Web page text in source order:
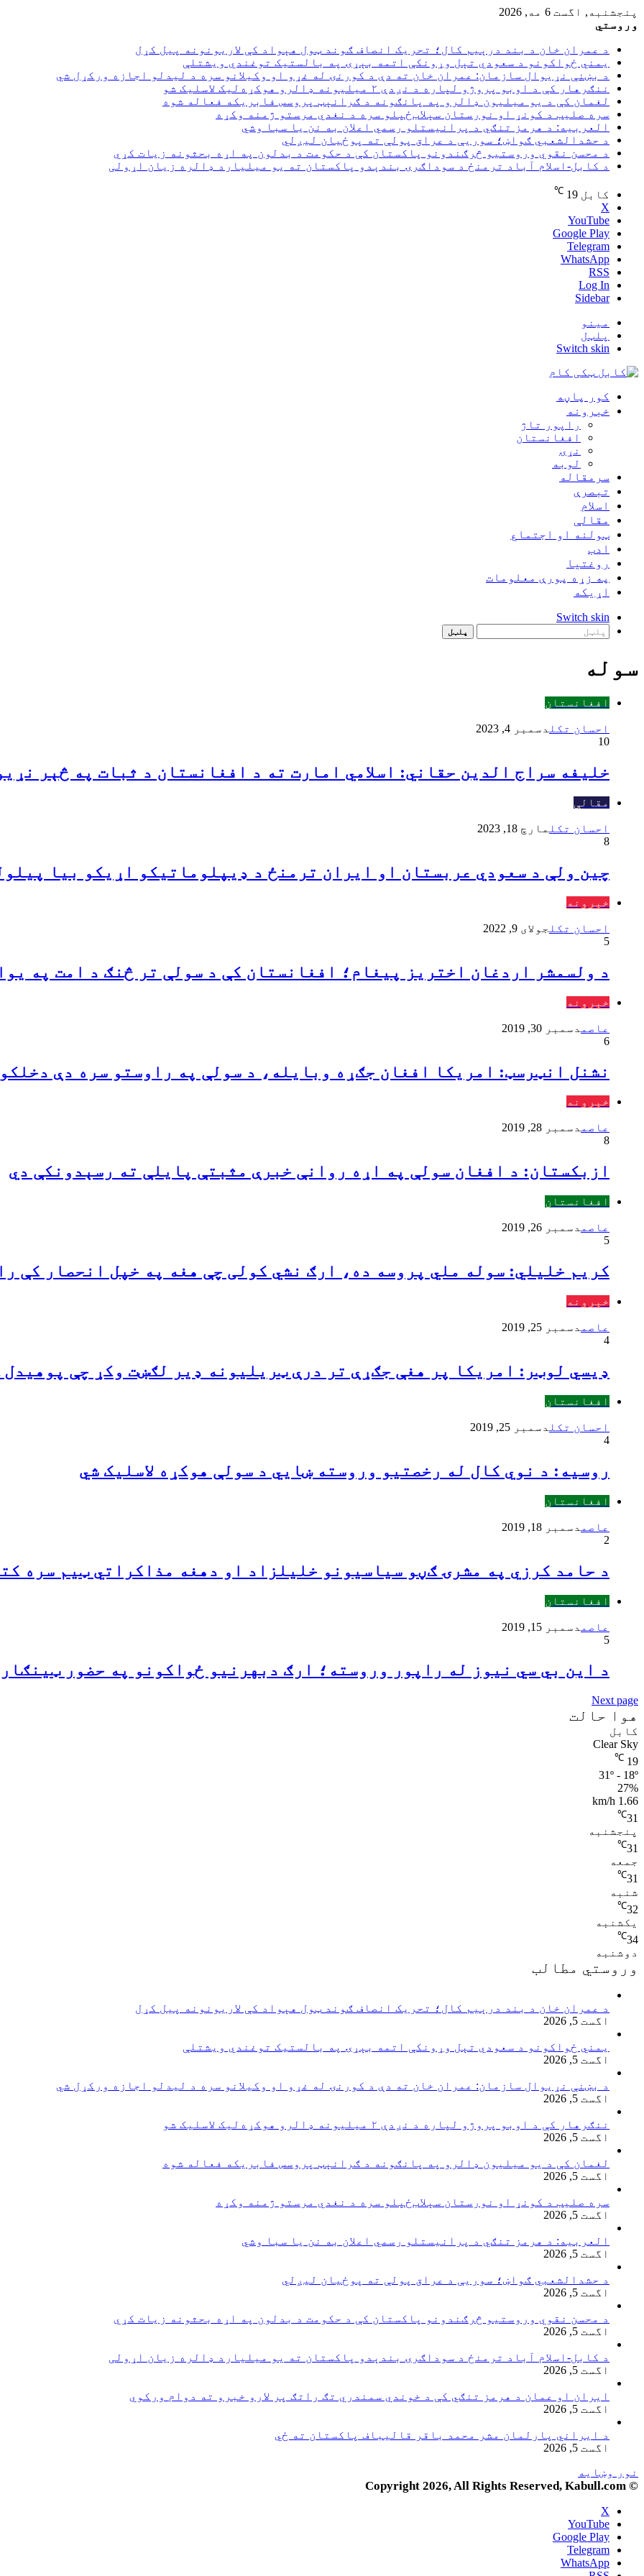
پنجشنبه, اگست 6 مه, 2026
وروستي
د عمران خان د بند درېیم کال؛ تحریک انصاف ګوند ټول هېواد کې لاریونونه پیل کړل
یمني ځواکونو د سعودي تېل وړونکې اتمه بېړۍ په بالستیک توغندي ویشتلې
د بښنې نړیوال سازمان: عمران خان ته دې د کورنۍ له غړو او وکیلانو سره د لیدلو اجازه ورکړل شي
ننګرهار کې د اوبو پروژو لپاره د نږدې ۲ میلیونه ډالرو هوکړه‌لیک لاسلیک شو
لغمان کې د یو میلیون ډالرو په پانګونه د ګرانېټ پروسس فابریکه فعاله شوه
سره صلیب د کونړ او نورستان سېلاب‌ځپلو سره د نغدي مرستو ژمنه وکړه
العربیه: د هرمز تنګي د پرانیستلو رسمي اعلان به نن یا سبا وشي
د حشدالشعبي ګواښ؛ سوریې د عراق پولې ته پوځیان لیږلي
د محسن نقوي وروستیو څرګندونو پاکستان کې د حکومت د بدلون په اړه بحثونه زیات کړي
د کابل-اسلام آباد ترمنځ د سوداګرۍ بندېدو پاکستان ته یو میلیارد ډالره زیان اړولی
کابل 19
℃
X
YouTube
Google Play
Telegram
WhatsApp
RSS
Log In
Sidebar
مینو
پلټل
Switch skin
کور پاڼه
خبرونه
راپور تاژ
افغانستان
نړۍ
لوبه
سرمقاله
تبصرې
اسلام
مقالې
ټولنه او اجتماع
ادب
روغتيا
په زړه پورې معلومات
اړيکه
Switch skin
پلټل
سوله
افغانستان
احسان تکل دسمبر 4, 2023
10
خليفه سراج الدين حقاني: اسلامي امارت ته د افغانستان د ثبات په څېر
مقالې
احسان تکل مارچ 18, 2023
8
چین ولې د سعودي عربستان او ایران ترمنځ د ډیپلوماتیکو اړیکو بیا
خبرونه
احسان تکل جولای 9, 2022
5
د ولسمشر اردغان اختریز پیغام؛ افغانستان کې د سولې تر څنګ د امت په
خبرونه
عاصم دسمبر 30, 2019
6
نشنل انټرسټ: امریکا افغان جګړه وبایله، د سولې په راوستو سره دې
خبرونه
عاصمدسمبر 28, 2019
8
ازبکستان: د افغان سولې په اړه روانې خبرې مثبتې پایلې ته رسېدونکې دي
افغانستان
عاصم دسمبر 26, 2019
5
کریم خلیلي: سوله ملي پروسه ده، ارګ نشي کولی چې هغه په خپل انحصار کې
خبرونه
عاصم دسمبر 25, 2019
4
ډیسي لوټر: امریکا پر هغې جګړې تر درې ټریلیونه ډیر لګښت وکړ چې
افغانستان
احسان تکل دسمبر 25, 2019
4
روسيه: د نوي کال له رخصتیو وروسته ښايي د سولې هوکړه لاسلیک شي
افغانستان
عاصم دسمبر 18, 2019
2
د حامد کرزي په مشرۍ ګڼو سیاسیونو خلیلزاد او دهغه مذاکراتي ټیم سره
افغانستان
عاصم دسمبر 15, 2019
5
د این بي سي نیوز له راپور وروسته؛ ارګ دبهرنیو ځواکونو په حضور
Next page
هوا حالت
کابل
Clear Sky
19
℃
31º - 18º
27%
1.66 km/h
31
℃
پنجشنبه
31
℃
جمعه
31
℃
شنبه
32
℃
یکشنبه
34
℃
دوشنبه
وروستي مطالب
د عمران خان د بند درېیم کال؛ تحریک انصاف ګوند ټول هېواد کې لاریونونه پیل کړل
اگست 5, 2026
یمني ځواکونو د سعودي تېل وړونکې اتمه بېړۍ په بالستیک توغندي ویشتلې
اگست 5, 2026
د بښنې نړیوال سازمان: عمران خان ته دې د کورنۍ له غړو او وکیلانو سره د لیدلو اجازه ورکړل شي
اگست 5, 2026
ننګرهار کې د اوبو پروژو لپاره د نږدې ۲ میلیونه ډالرو هوکړه‌لیک لاسلیک شو
اگست 5, 2026
لغمان کې د یو میلیون ډالرو په پانګونه د ګرانېټ پروسس فابریکه فعاله شوه
اگست 5, 2026
سره صلیب د کونړ او نورستان سېلاب‌ځپلو سره د نغدي مرستو ژمنه وکړه
اگست 5, 2026
العربیه: د هرمز تنګي د پرانیستلو رسمي اعلان به نن یا سبا وشي
اگست 5, 2026
د حشدالشعبي ګواښ؛ سوریې د عراق پولې ته پوځیان لیږلي
اگست 5, 2026
د محسن نقوي وروستیو څرګندونو پاکستان کې د حکومت د بدلون په اړه بحثونه زیات کړي
اگست 5, 2026
د کابل-اسلام آباد ترمنځ د سوداګرۍ بندېدو پاکستان ته یو میلیارد ډالره زیان اړولی
اگست 5, 2026
ایران او عمان د هرمز تنګي کې د خوندي سمندري تګ راتګ پر لارو خبرو ته دوام ورکوي
اگست 5, 2026
د ایراني پارلمان مشر محمد باقر قالیباف پاکستان ته ځي
اگست 5, 2026
نور وښایه
© Copyright 2026, All Rights Reserved, Kabull.com
X
YouTube
Google Play
Telegram
WhatsApp